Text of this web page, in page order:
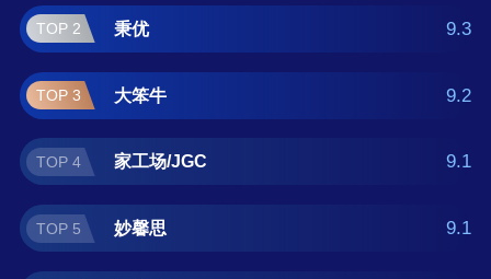
本防夹风扇罩十大品牌榜单可供您作为选购参
考，我们致力于用最真实的数据提供防夹风扇
罩品牌推荐，让您选得放心。(榜单每月更新一
次)
TOP 2 秉优 9.3
TOP 3 大笨牛 9.2
TOP 4 家工场/JGC 9.1
TOP 5 妙馨思 9.1